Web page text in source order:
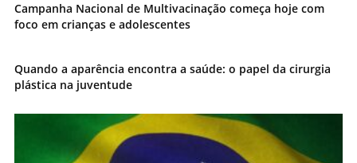
Campanha Nacional de Multivacinação começa hoje com
foco em crianças e adolescentes
Quando a aparência encontra a saúde: o papel da cirurgia
plástica na juventude